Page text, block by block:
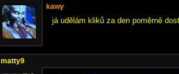
kawy
já udělám kliků za den poměrně
matty9